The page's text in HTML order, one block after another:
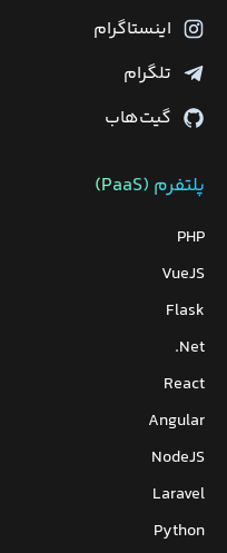
اینستاگرام
تلگرام
گیت‌هاب
پلتفرم (PaaS)
PHP
VueJS
Flask
Net.
React
Angular
NodeJS
Laravel
Python